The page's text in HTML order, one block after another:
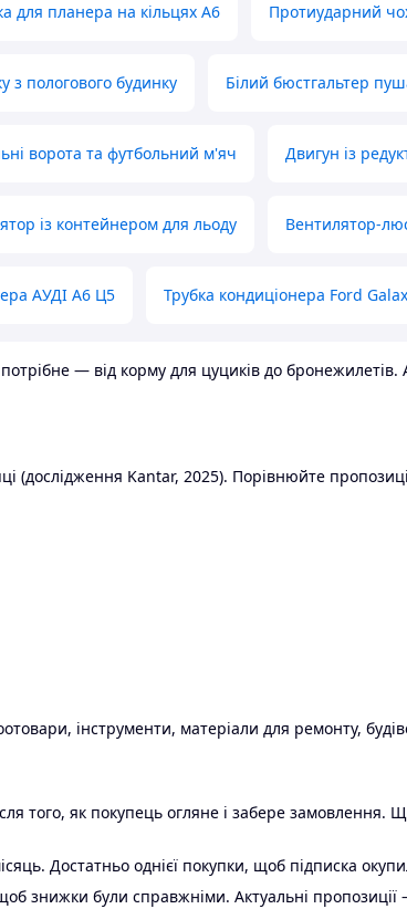
для планера на кільцях А6 Протиударний
пологового будинку Білий бюстгальтер
ворота та футбольний м'яч Двигун із
із контейнером для льоду Вентилятор-
АУДІ А6 Ц5 Трубка кондиціонера Ford
— від корму для цуциків до бронежилетів.
Kantar, 2025). Порівнюйте
інструменти, матеріали для ремонту,
того, як покупець огляне і забере
Достатньо однієї покупки, щоб підписка
знижки були справжніми. Актуальні пропозиції